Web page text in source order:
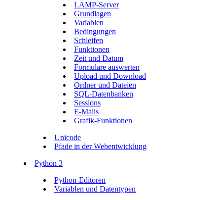
LAMP-Server
Grundlagen
Variablen
Bedingungen
Schleifen
Funktionen
Zeit und Datum
Formulare auswerten
Upload und Download
Ordner und Dateien
SQL-Datenbanken
Sessions
E-Mails
Grafik-Funktionen
Unicode
Pfade in der Webentwicklung
Python 3
Python-Editoren
Variablen und Datentypen